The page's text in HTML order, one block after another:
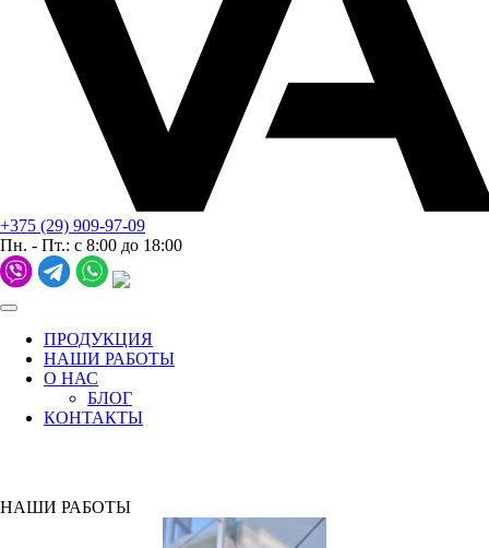
+375 (29) 909-97-09
Пн. - Пт.: с 8:00 до 18:00
ПРОДУКЦИЯ
НАШИ РАБОТЫ
О НАС
БЛОГ
КОНТАКТЫ
НАШИ РАБОТЫ